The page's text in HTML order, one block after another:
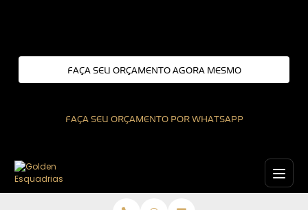
FAÇA SEU ORÇAMENTO AGORA MESMO
FAÇA SEU ORÇAMENTO POR WHATSAPP